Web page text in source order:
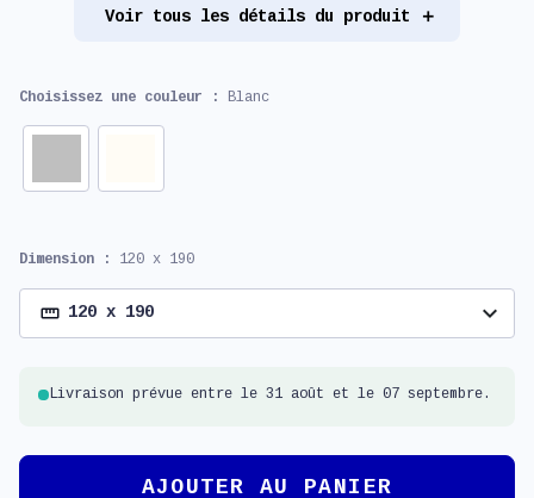
Voir tous les détails du produit
Choisissez une couleur : Blanc
Dimension : 120 x 190
120 x 190 expand_more
Livraison prévue entre le 31 août et le 07 septembre.
AJOUTER AU PANIER